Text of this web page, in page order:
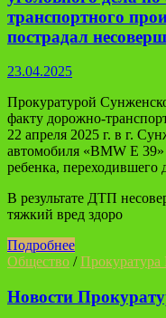
транспортного
пострадал
23.04.2025
Прокуратурой
факту дорожно-
22 апреля 2025 г. в г.
автомобиля «BMW E
ребенка, переходившего
В результате ДТП
тяжкий вред здоро
Подробнее
Общество /Прокуратура
Новости